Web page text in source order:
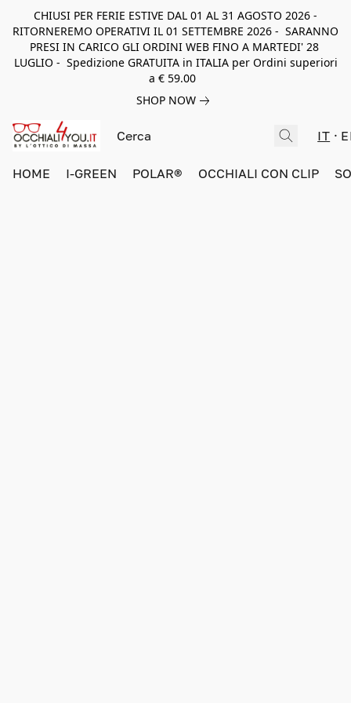
CHIUSI PER FERIE ESTIVE DAL 01 AL 31 AGOSTO 2026 -
RITORNEREMO OPERATIVI IL 01 SETTEMBRE 2026 - SARANNO
PRESI IN CARICO GLI ORDINI WEB FINO A MARTEDI' 28
LUGLIO - Spedizione GRATUITA in ITALIA per Ordini superiori
a € 59.00
SHOP NOW
IT
HOME I-GREEN POLAR® OCCHIALI CON CLIP